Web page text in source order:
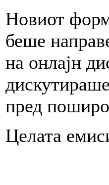
Новиот
беше
на онлајн
пред
Целата